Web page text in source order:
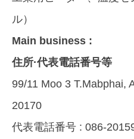
ル）
Main business :
住所·代表電話番号等
99/11 Moo 3 T.Mabphai,
20170
代表電話番号 : 086-